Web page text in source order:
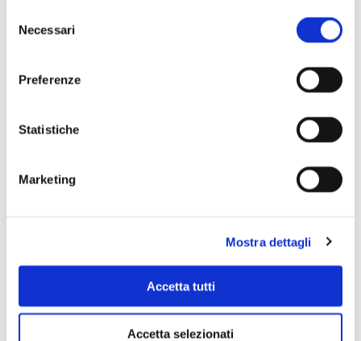
delNecessari
Preferenze
Statistiche
Marketing
Mostra dettagli
Accetta tutti
Accetta selezionati